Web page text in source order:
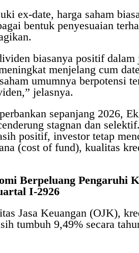
ex-date, harga saham
bentuk penyesuaian
biasanya positif dalam
menjelang cum
umumnya berpotensi
jelasnya.
sepanjang 2026,
stagnan dan
positif, investor tetap
(cost of fund), kualitas
Berpeluang Pengaruhi
I-2926
Jasa Keuangan (OJK),
tumbuh 9,49% secara